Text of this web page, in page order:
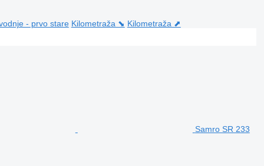
- prvo stare Kilometraža ⬊ Kilometraža ⬈
Samro SR 233